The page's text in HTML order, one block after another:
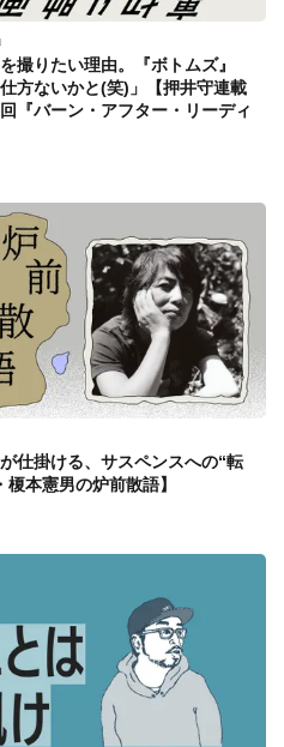
撮りたい理由。『ボトムズ』
方ないかと(笑)」【押井守連載
『バーン・アフター・リーディ
仕掛ける、サスペンスへの“転
本憲男の炉前散語】